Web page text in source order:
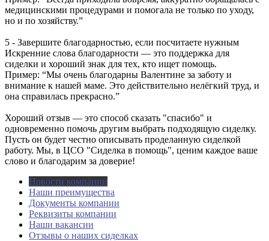
медицинскими процедурами и помогала не только по уходу,
но и по хозяйству.”
5 - Завершите благодарностью, если посчитаете нужным
Искренние слова благодарности — это поддержка для
сиделки и хороший знак для тех, кто ищет помощь.
Пример: “Мы очень благодарны Валентине за заботу и
внимание к нашей маме. Это действительно нелёгкий труд, и
она справилась прекрасно.”
Хороший отзыв — это способ сказать "спасибо" и
одновременно помочь другим выбрать подходящую сиделку.
Пусть он будет честно описывать проделанную сиделкой
работу. Мы, в ЦСО "Сиделка в помощь", ценим каждое ваше
слово и благодарим за доверие!
Новости компании
Наши преимущества
Документы компании
Реквизиты компании
Наши вакансии
Отзывы о наших сиделках